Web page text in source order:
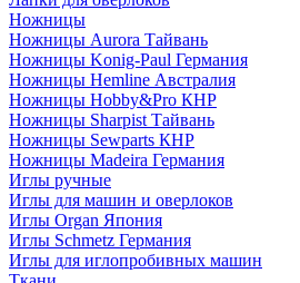
Ножницы
Ножницы Aurora Тайвань
Ножницы Konig-Paul Германия
Ножницы Hemline Австралия
Ножницы Hobby&Pro КНР
Ножницы Sharpist Тайвань
Ножницы Sewparts КНР
Ножницы Madeira Германия
Иглы ручные
Иглы для машин и оверлоков
Иглы Organ Япония
Иглы Schmetz Германия
Иглы для иглопробивных машин